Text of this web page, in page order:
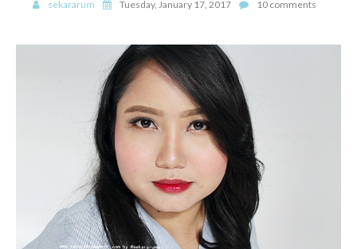
sekararum Tuesday, January 17, 2017 10 comments